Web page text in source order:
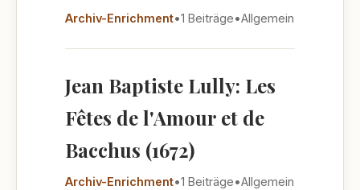
Archiv-Enrichment•1 Beiträge•Allgemein
Jean Baptiste Lully: Les
Fêtes de l'Amour et de
Bacchus (1672)
Archiv-Enrichment•1 Beiträge•Allgemein